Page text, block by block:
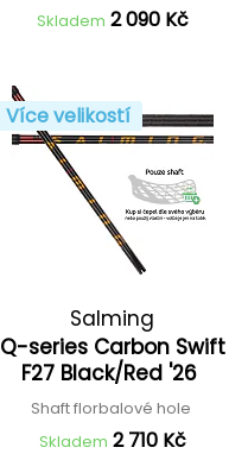
Skladem 2 090 Kč
Více velikostí
Salming
Q-series Carbon Swift
F27 Black/Red '26
Shaft florbalové hole
Skladem 2 710 Kč